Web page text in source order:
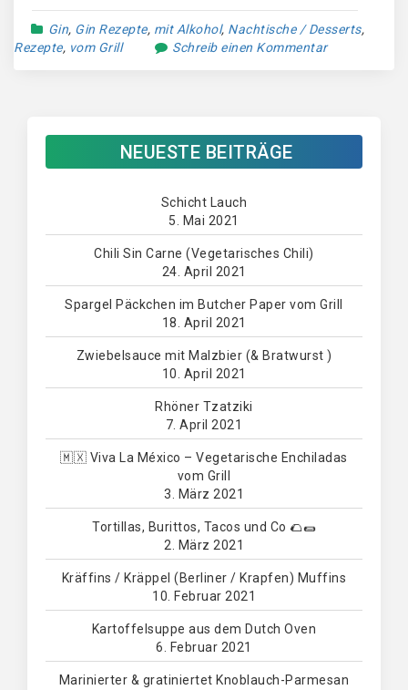
Gin, Gin Rezepte, mit Alkohol, Nachtische / Desserts,
Rezepte, vom Grill Schreib einen Kommentar
NEUESTE BEITRÄGE
Schicht Lauch
5. Mai 2021
Chili Sin Carne (Vegetarisches Chili)
24. April 2021
Spargel Päckchen im Butcher Paper vom Grill
18. April 2021
Zwiebelsauce mit Malzbier (& Bratwurst )
10. April 2021
Rhöner Tzatziki
7. April 2021
🇲🇽 Viva La México – Vegetarische Enchiladas
vom Grill
3. März 2021
Tortillas, Burittos, Tacos und Co 🌮🌯
2. März 2021
Kräffins / Kräppel (Berliner / Krapfen) Muffins
10. Februar 2021
Kartoffelsuppe aus dem Dutch Oven
6. Februar 2021
Marinierter & gratiniertet Knoblauch-Parmesan